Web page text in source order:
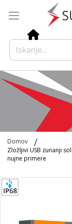
Domov
Zložljivi USB zunanji
nujne primere
Preskoči
na